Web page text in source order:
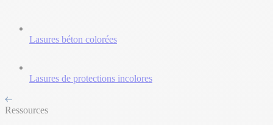
Lasures béton colorées
Lasures de protections incolores
Ressources